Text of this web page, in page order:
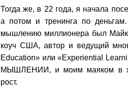
Тогда же, в 22 года, я начала
а потом и тренинга по
мышлению миллионера был
коуч США, автор и ведущий
Education» или «Еxperiential
МЫШЛЕНИИ, и моим маяком в
рост.